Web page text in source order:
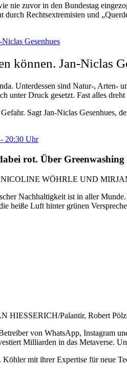
nie zuvor in den Bundestag
durch Rechtsextremisten und
Gesenhues
können. Jan-Niclas
Unterdessen sind Natur-,
unter Druck gesetzt. Fast alles
Sagt Jan-Niclas Gesenhues,
20:30 Uhr
rot. Über
WÖHRLE UND
Nachhaltigkeit ist in aller
heiße Luft hinter grünen
HIESSERICH/Palantir, Robert
von WhatsApp, Instagram
Milliarden in das Metaverse.
Köhler mit ihrer Expertise für neue